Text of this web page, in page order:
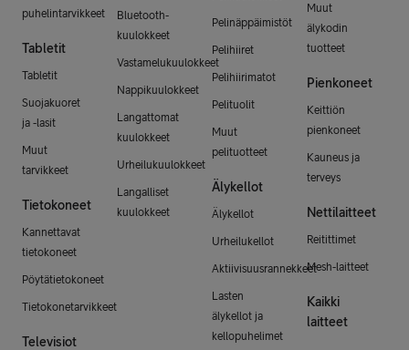
puhelintarvikkeet
Tabletit
Tabletit
Suojakuoret
ja -lasit
Muut
tarvikkeet
Tietokoneet
Kannettavat
tietokoneet
Pöytätietokoneet
Tietokonetarvikkeet
Televisiot
Bluetooth-
kuulokkeet
Vastamelukuulokkeet
Nappikuulokkeet
Langattomat
kuulokkeet
Urheilukuulokkeet
Langalliset
kuulokkeet
Pelinäppäimistöt
Pelihiiret
Pelihiirimatot
Pelituolit
Muut
pelituotteet
Älykellot
Älykellot
Urheilukellot
Aktiivisuusrannekkeet
Lasten
älykellot ja
kellopuhelimet
Muut
älykodin
tuotteet
Pienkoneet
Keittiön
pienkoneet
Kauneus ja
terveys
Nettilaitteet
Reitittimet
Mesh-laitteet
Kaikki
laitteet